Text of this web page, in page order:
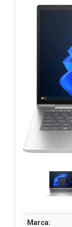
Marca: